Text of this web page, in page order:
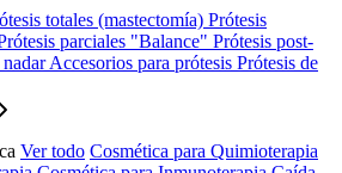
totales (mastectomía) Prótesis
parciales "Balance" Prótesis post-
nadarAccesorios para prótesis Prótesis de
Ver todo Cosmética para Quimioterapia